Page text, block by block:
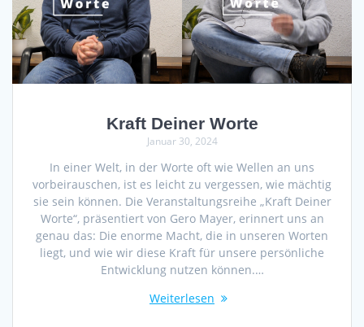
Kraft Deiner Worte
Januar 30, 2024
In einer Welt, in der Worte oft wie Wellen an uns
vorbeirauschen, ist es leicht zu vergessen, wie mächtig
sie sein können. Die Veranstaltungsreihe „Kraft Deiner
Worte“, präsentiert von Gero Mayer, erinnert uns an
genau das: Die enorme Macht, die in unseren Worten
liegt, und wie wir diese Kraft für unsere persönliche
Entwicklung nutzen können.…
Weiterlesen